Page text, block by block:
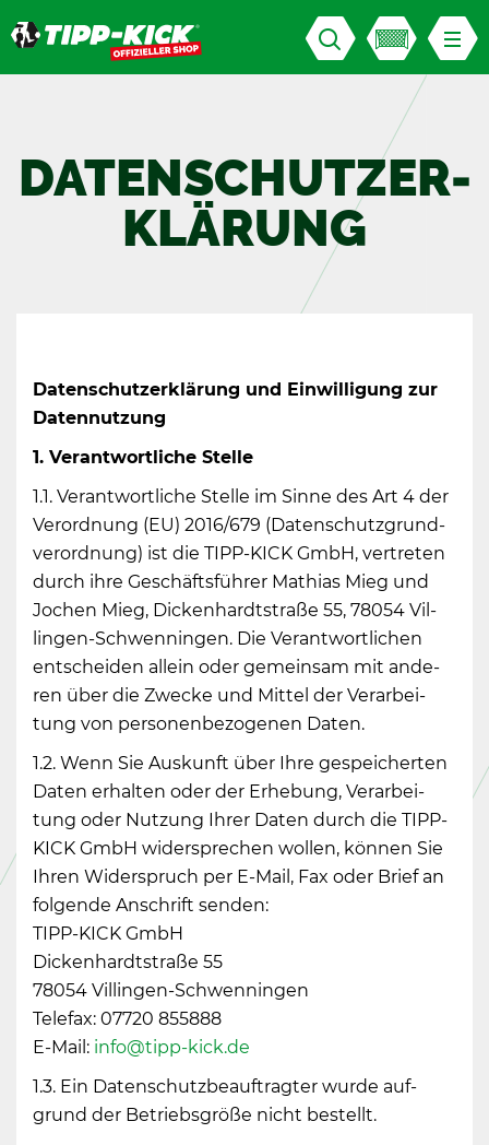
DA­TEN­SCHUTZ­ER­
KLÄ­RUNG
Da­ten­schutz­er­klä­rung und Ein­wil­li­gung zur
Da­ten­nut­zung
1. Ver­ant­wort­li­che Stel­le
1.1. Ver­ant­wort­li­che Stel­le im Sinne des Art 4 der
Ver­ord­nung (EU) 2016/679 (Da­ten­schutz­grund­
ver­ord­nung) ist die TIPP-KICK GmbH, ver­tre­ten
durch ihre Ge­schäfts­füh­rer Ma­thi­as Mieg und
Jo­chen Mieg, Di­cken­hardt­stra­ße 55, 78054 Vil­
lin­gen-Schwen­nin­gen. Die Ver­ant­wort­li­chen
ent­schei­den al­lein oder ge­mein­sam mit an­de­
ren über die Zwe­cke und Mit­tel der Ver­ar­bei­
tung von per­so­nen­be­zo­ge­nen Daten.
1.2. Wenn Sie Aus­kunft über Ihre ge­spei­cher­ten
Daten er­hal­ten oder der Er­he­bung, Ver­ar­bei­
tung oder Nut­zung Ihrer Daten durch die TIPP-
KICK GmbH wi­der­spre­chen wol­len, kön­nen Sie
Ihren Wi­der­spruch per E-Mail, Fax oder Brief an
fol­gen­de An­schrift sen­den:
TIPP-KICK GmbH
Di­cken­hardt­stra­ße 55
78054 Vil­lin­gen-Schwen­nin­gen
Te­le­fax: 07720 855888
E-Mail: info@​tipp-​kick.​de
1.3. Ein Da­ten­schutz­be­auf­trag­ter wurde auf­
grund der Be­triebs­grö­ße nicht be­stellt.